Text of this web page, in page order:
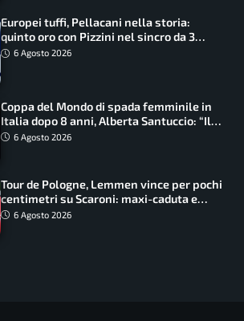
Europei tuffi, Pellacani nella storia:
quinto oro con Pizzini nel sincro da 3
metri
6 Agosto 2026
Coppa del Mondo di spada femminile in
Italia dopo 8 anni, Alberta Santuccio: “Il
lavoro dà sempre i suoi frutti”
6 Agosto 2026
Tour de Pologne, Lemmen vince per pochi
centimetri su Scaroni: maxi-caduta e
tappa accorciata
6 Agosto 2026